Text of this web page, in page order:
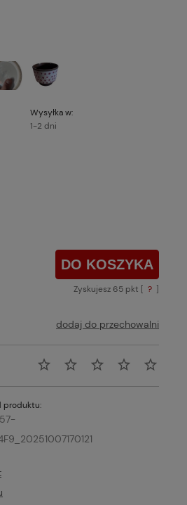
Wysyłka w:
1-2 dni
kosztów płatności
DO KOSZYKA
Zyskujesz65 pkt [ ? ]
dodaj do przechowalni
produktu: